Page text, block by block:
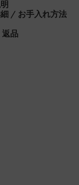
/ お手入れ方法
返品